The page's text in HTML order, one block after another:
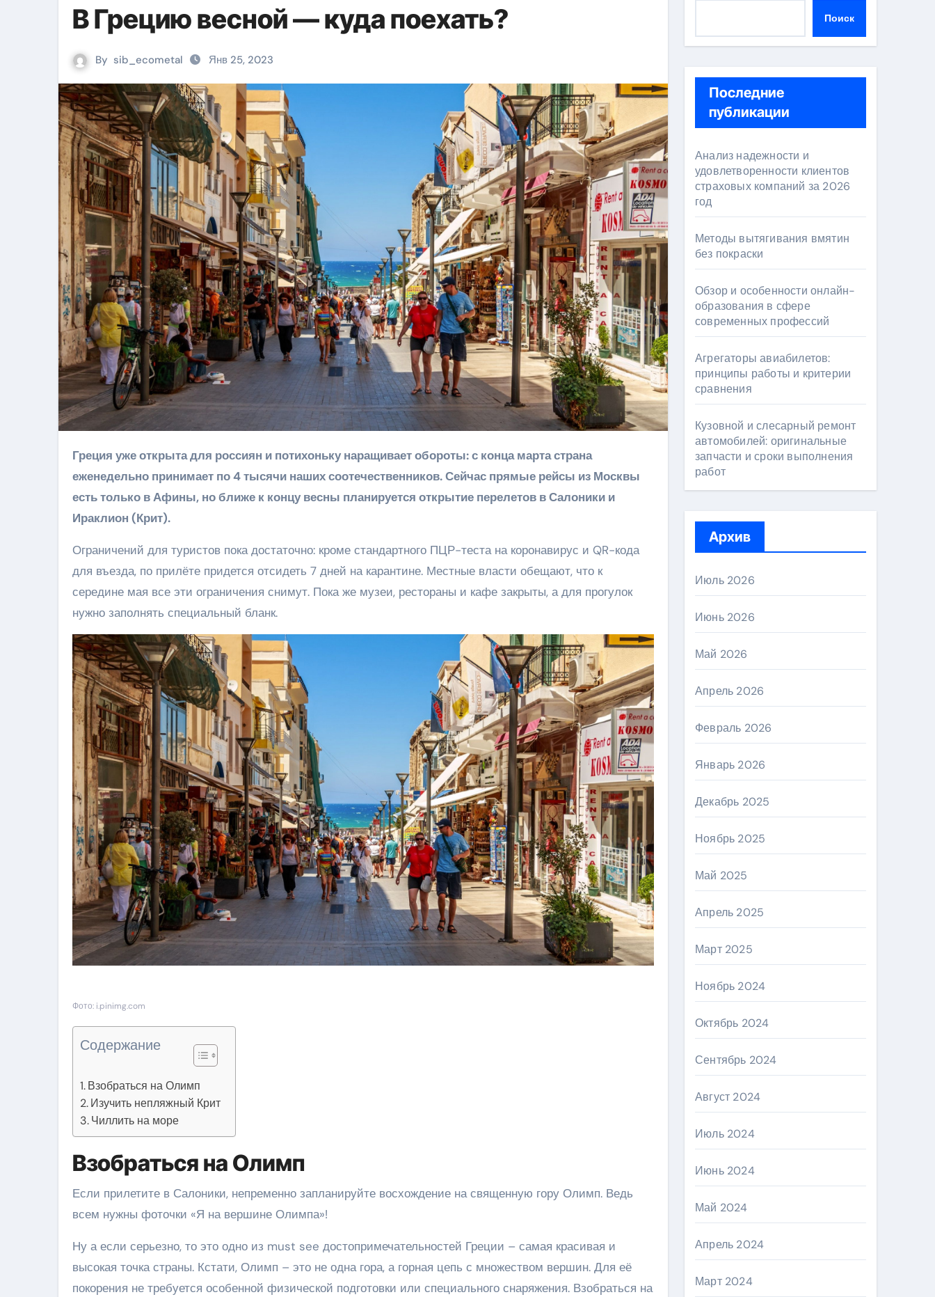
В Грецию весной — куда поехать?
By sib_ecometal Янв 25, 2023
Греция уже открыта для россиян и потихоньку наращивает обороты: с конца марта страна
еженедельно принимает по 4 тысячи наших соотечественников. Сейчас прямые рейсы из Москвы
есть только в Афины, но ближе к концу весны планируется открытие перелетов в Салоники и
Ираклион (Крит).
Ограничений для туристов пока достаточно: кроме стандартного ПЦР-теста на коронавирус и QR-кода
для въезда, по прилёте придется отсидеть 7 дней на карантине. Местные власти обещают, что к
середине мая все эти ограничения снимут. Пока же музеи, рестораны и кафе закрыты, а для прогулок
нужно заполнять специальный бланк.
Фото: i.pinimg.com
Содержание
Взобраться на Олимп
Изучить непляжный Крит
Чиллить на море
Взобраться на Олимп
Если прилетите в Салоники, непременно запланируйте восхождение на священную гору Олимп. Ведь
всем нужны фоточки «Я на вершине Олимпа»!
Ну а если серьезно, то это одно из must see достопримечательностей Греции – самая красивая и
высокая точка страны. Кстати, Олимп – это не одна гора, а горная цепь с множеством вершин. Для её
покорения не требуется особенной физической подготовки или специального снаряжения. Взобраться на
Поиск
Последние
публикации
Анализ надежности и
удовлетворенности клиентов
страховых компаний за 2026
год
Методы вытягивания вмятин
без покраски
Обзор и особенности онлайн-
образования в сфере
современных профессий
Агрегаторы авиабилетов:
принципы работы и критерии
сравнения
Кузовной и слесарный ремонт
автомобилей: оригинальные
запчасти и сроки выполнения
работ
Архив
Июль 2026
Июнь 2026
Май 2026
Апрель 2026
Февраль 2026
Январь 2026
Декабрь 2025
Ноябрь 2025
Май 2025
Апрель 2025
Март 2025
Ноябрь 2024
Октябрь 2024
Сентябрь 2024
Август 2024
Июль 2024
Июнь 2024
Май 2024
Апрель 2024
Март 2024